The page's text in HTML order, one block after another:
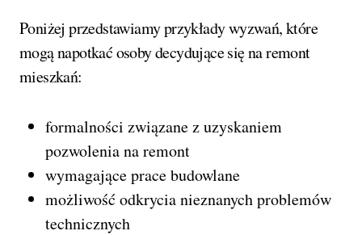
Poniżej przedstawiamy przykłady wyzwań, które
mogą napotkać osoby decydujące się na remont
mieszkań:
formalności związane z uzyskaniem
pozwolenia na remont
wymagające prace budowlane
możliwość odkrycia nieznanych problemów
technicznych